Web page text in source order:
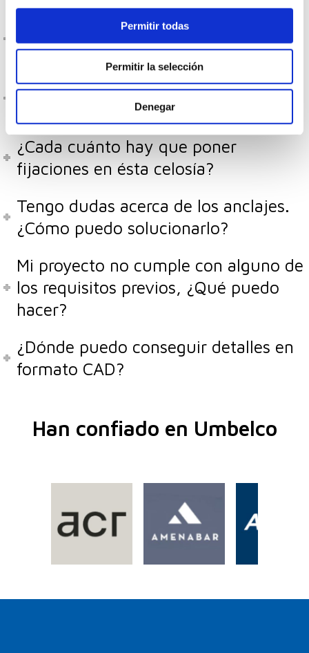
Permitir todas
Permitir la selección
Denegar
¿Cuál es la longitud máxima de las
lamas fijas UPO-250 con pinzas?
Quiero más luz / mayor ventilación,
¿Cómo puedo conseguirlo?
¿Cada cuánto hay que poner
fijaciones en ésta celosía?
Tengo dudas acerca de los anclajes.
¿Cómo puedo solucionarlo?
Mi proyecto no cumple con alguno de
los requisitos previos, ¿Qué puedo
hacer?
¿Dónde puedo conseguir detalles en
formato CAD?
Han confiado en Umbelco